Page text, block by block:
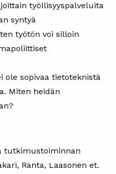
työllisyyspalveluita
syntyä
työtön voi silloin
ole sopivaa tietoteknistä
Miten heidän
tutkimustoiminnan
Ranta, Laasonen et.